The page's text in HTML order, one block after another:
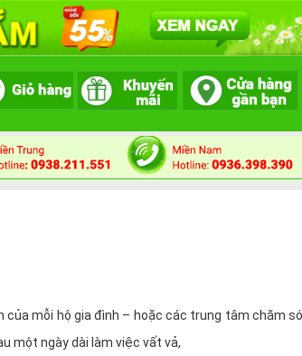
của mỗi hộ gia đình – hoặc các trung tâm chăm
một ngày dài làm việc vất vả,